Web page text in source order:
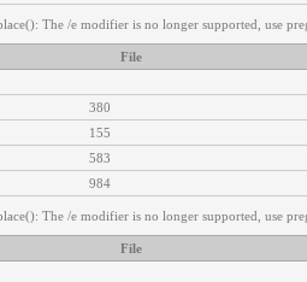
The /e modifier is no longer supported, use
File
380
155
583
984
The /e modifier is no longer supported, use
File